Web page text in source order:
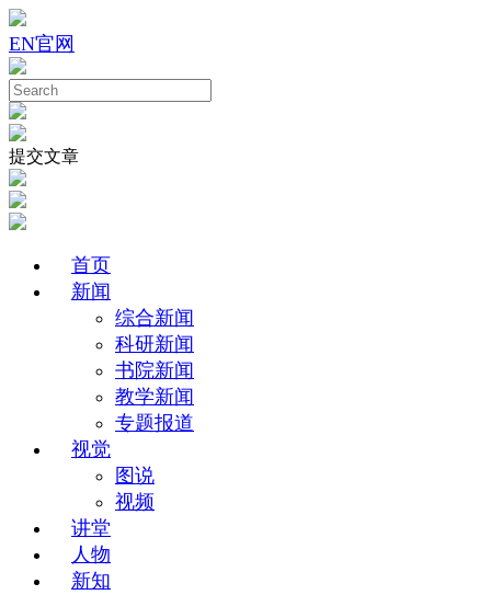
EN官网
提交文章
首页
新闻
综合新闻
科研新闻
书院新闻
教学新闻
专题报道
视觉
图说
视频
讲堂
人物
新知